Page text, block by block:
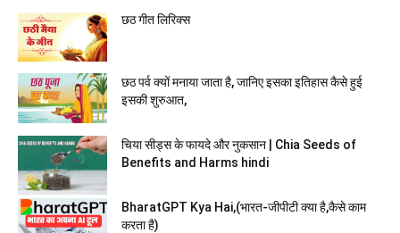
छठ गीत लिरिक्स
छठ पर्व क्यों मनाया जाता है, जानिए इसका इतिहास कैसे हुई
इसकी शुरुआत,
चिया सीड्स के फायदे और नुकसान | Chia Seeds of
Benefits and Harms hindi
BharatGPT Kya Hai,(भारत-जीपीटी क्या है,कैसे काम
करता है)